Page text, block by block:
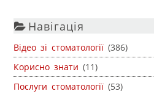
Навігація
Відео зі стоматології (386)
Корисно знати (11)
Послуги стоматології (53)